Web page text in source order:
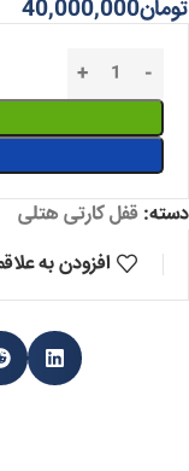
تومان40,000,000
دسته: قفل کارتی هتلی
افزودن به